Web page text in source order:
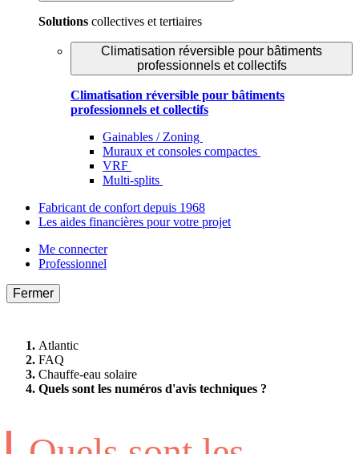
Solutions collectives et tertiaires
Climatisation réversible pour bâtiments
professionnels et collectifs
Climatisation réversible pour bâtiments
professionnels et collectifs
Gainables / Zoning
Muraux et consoles compactes
VRF
Multi-splits
Fabricant de confort depuis 1968
Les aides financières pour votre projet
Me connecter
Professionnel
Fermer
Atlantic
FAQ
Chauffe-eau solaire
Quels sont les numéros d'avis techniques ?